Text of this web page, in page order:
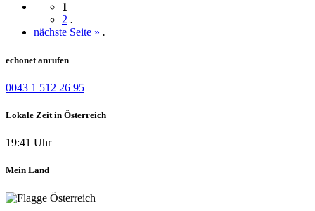
1
2 .
nächste Seite » .
echonet anrufen
0043 1 512 26 95
Lokale Zeit in Österreich
19:41 Uhr
Mein Land